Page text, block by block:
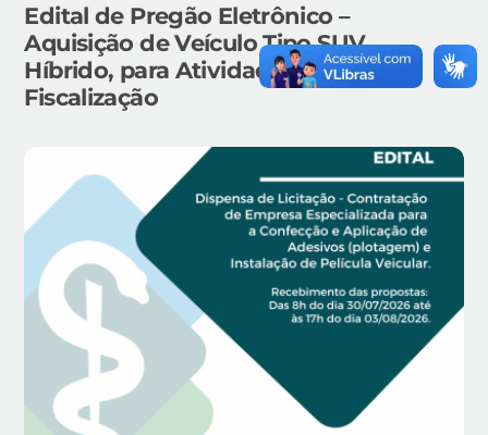
Edital de Pregão Eletrônico –
Aquisição de Veículo Tipo SUV,
Híbrido, para Atividades da
Fiscalização